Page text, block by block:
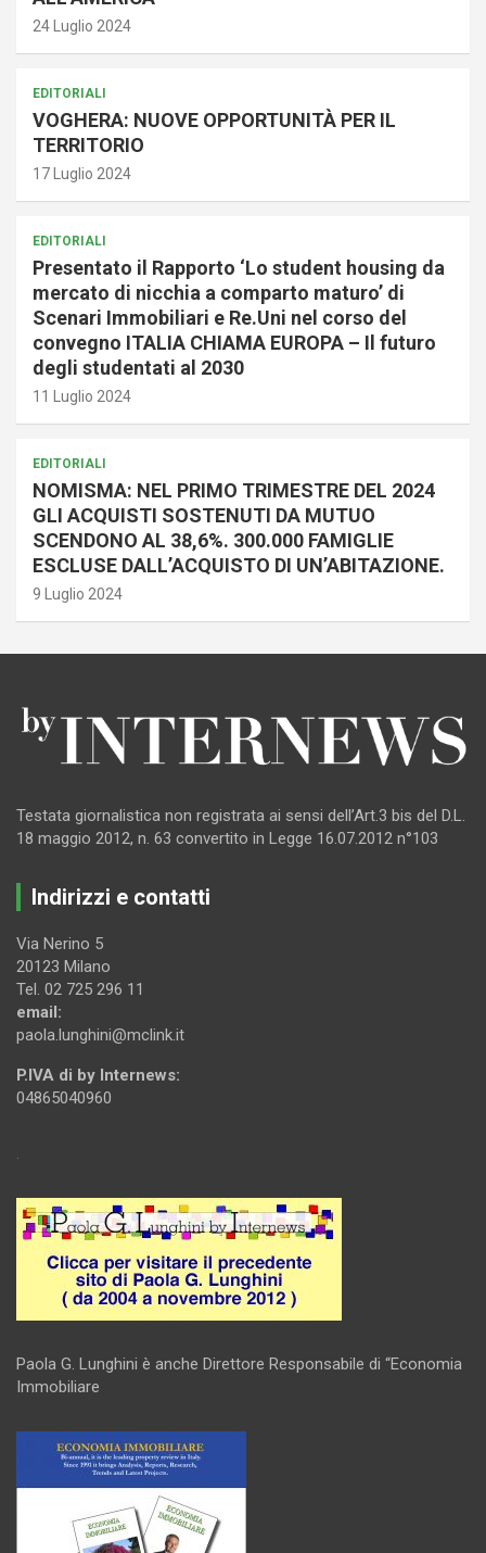
24 Luglio 2024
EDITORIALI
VOGHERA: NUOVE OPPORTUNITÀ PER IL
TERRITORIO
17 Luglio 2024
EDITORIALI
Presentato il Rapporto ‘Lo student housing da
mercato di nicchia a comparto maturo’ di
Scenari Immobiliari e Re.Uni nel corso del
convegno ITALIA CHIAMA EUROPA – Il futuro
degli studentati al 2030
11 Luglio 2024
EDITORIALI
NOMISMA: NEL PRIMO TRIMESTRE DEL 2024
GLI ACQUISTI SOSTENUTI DA MUTUO
SCENDONO AL 38,6%. 300.000 FAMIGLIE
ESCLUSE DALL’ACQUISTO DI UN’ABITAZIONE.
9 Luglio 2024
Testata giornalistica non registrata ai sensi dell’Art.3 bis del D.L.
18 maggio 2012, n. 63 convertito in Legge 16.07.2012 n°103
Indirizzi e contatti
Via Nerino 5
20123 Milano
Tel. 02 725 296 11
email:
paola.lunghini@mclink.it
P.IVA di by Internews:
04865040960
.
Paola G. Lunghini è anche Direttore Responsabile di “Economia
Immobiliare